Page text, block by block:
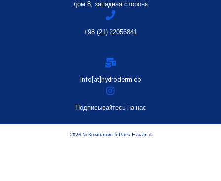
дом 8, западная сторона
+98 (21) 22056841
info[at]hydroderm.co
Подписывайтесь на нас
2026 © Компания « Pars Hayan »